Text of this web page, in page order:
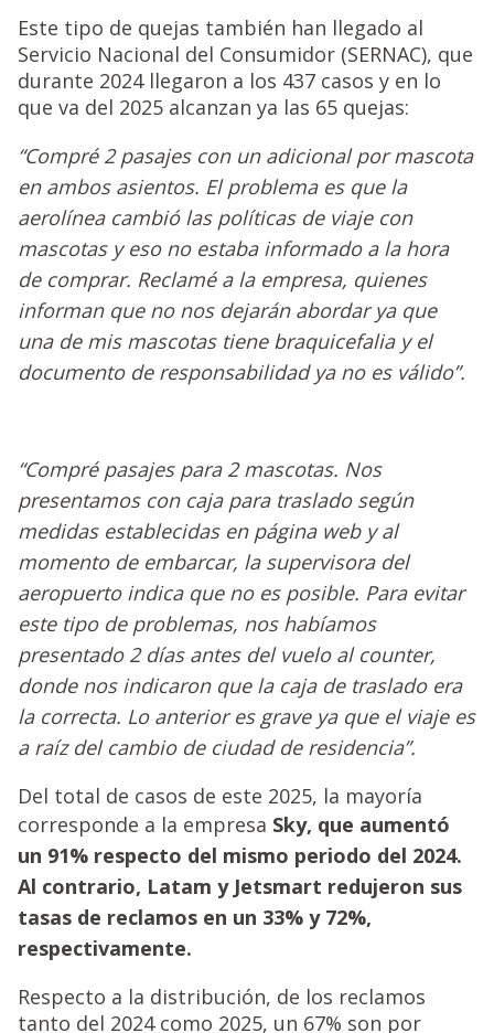
Este tipo de quejas también han llegado al
Servicio Nacional del Consumidor (SERNAC), que
durante 2024 llegaron a los 437 casos y en lo
que va del 2025 alcanzan ya las 65 quejas:
“Compré 2 pasajes con un adicional por mascota
en ambos asientos. El problema es que la
aerolínea cambió las políticas de viaje con
mascotas y eso no estaba informado a la hora
de comprar. Reclamé a la empresa, quienes
informan que no nos dejarán abordar ya que
una de mis mascotas tiene braquicefalia y el
documento de responsabilidad ya no es válido”.
“Compré pasajes para 2 mascotas. Nos
presentamos con caja para traslado según
medidas establecidas en página web y al
momento de embarcar, la supervisora del
aeropuerto indica que no es posible. Para evitar
este tipo de problemas, nos habíamos
presentado 2 días antes del vuelo al counter,
donde nos indicaron que la caja de traslado era
la correcta. Lo anterior es grave ya que el viaje es
a raíz del cambio de ciudad de residencia”.
Del total de casos de este 2025, la mayoría
corresponde a la empresa Sky, que aumentó
un 91% respecto del mismo periodo del 2024.
Al contrario, Latam y Jetsmart redujeron sus
tasas de reclamos en un 33% y 72%,
respectivamente.
Respecto a la distribución, de los reclamos
tanto del 2024 como 2025, un 67% son por